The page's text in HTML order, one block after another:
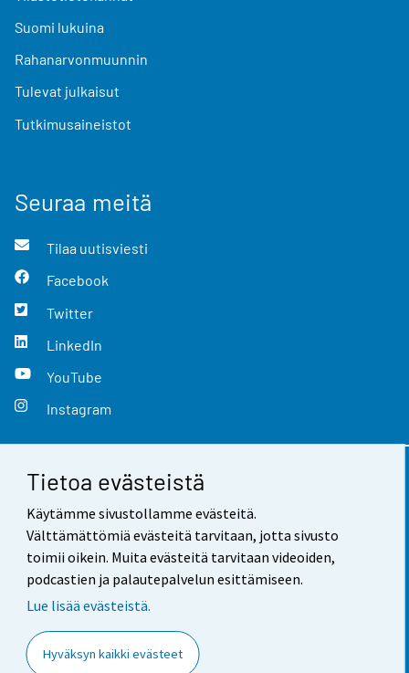
Tietoa evästeistä
Käytämme sivustollamme evästeitä.
Välttämättömiä evästeitä tarvitaan, jotta sivusto
toimii oikein. Muita evästeitä tarvitaan videoiden,
podcastien ja palautepalvelun esittämiseen.
Lue lisää evästeistä.
Hyväksyn kaikki evästeet
Suomi lukuina
Rahanarvonmuunnin
Tulevat julkaisut
Tutkimusaineistot
Seuraa meitä
Tilaa uutisviesti
Facebook
Twitter
LinkedIn
YouTube
Instagram
Yhteystiedot
Palaute
Käyttöehdot
Saavutettavuus
Tietoa sivustosta